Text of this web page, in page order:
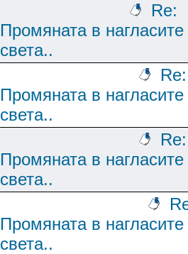
Re:
Промяната в
света..
Re:
Промяната в
света..
Re:
Промяната в
света..
Промяната в
света..